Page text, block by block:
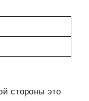
стороны это